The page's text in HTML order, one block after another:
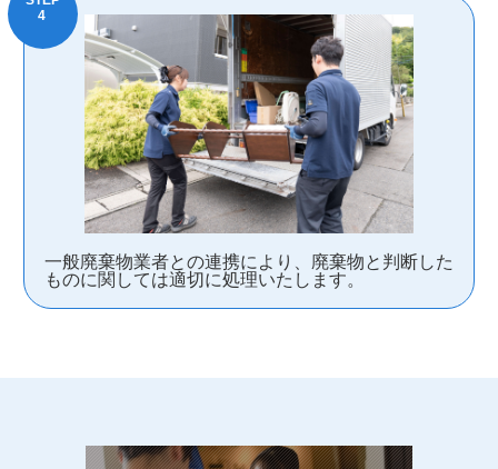
一般廃棄物業者との連携により、廃棄物と判断した
ものに関しては適切に処理いたします。